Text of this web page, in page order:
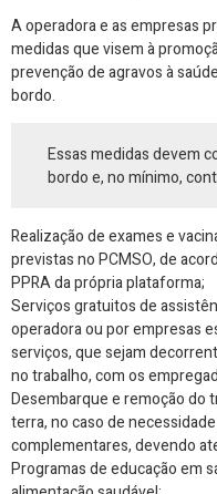
A operadora e as empresas
medidas que visem à
prevenção de agravos à
bordo.
Essas medidas devem
bordo e, no mínimo,
Realização de exames e
previstas no PCMSO, de
PPRA da própria plataforma;
Serviços gratuitos de
operadora ou por empresas
serviços, que sejam
no trabalho, com os
Desembarque e remoção do
terra, no caso de
complementares, devendo
Programas de educação em